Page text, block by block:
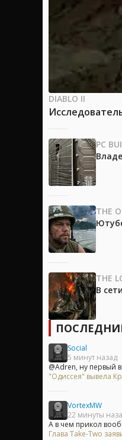
DIABLO II
PC
THE
THE
В
Social
5 минут назад
@Adren, ну первый
"Одиссея" вывела
VortexMW
22 минуты
А в чем прикол
Глава Take-Two